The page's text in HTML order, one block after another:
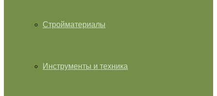
Стройматериалы
Инструменты и техника